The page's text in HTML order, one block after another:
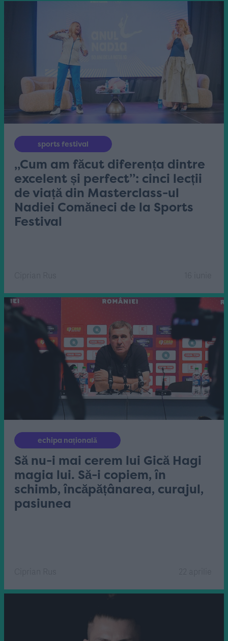
sports festival
„Cum am făcut diferența dintre
excelent și perfect”: cinci lecții
de viață din Masterclass-ul
Nadiei Comăneci de la Sports
Festival
echipa națională
Să nu-i mai cerem lui Gică Hagi
magia lui. Să-i copiem, în
schimb, încăpățânarea, curajul,
pasiunea